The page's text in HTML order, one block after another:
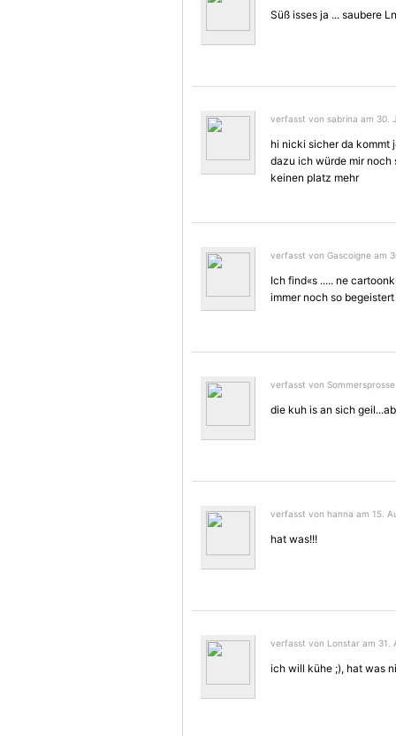
Süß isses ja ... saubere
verfasst von sabrina am 30.
hi nicki sicher da kommt
dazu ich würde mir noch
keinen platz mehr
verfasst von Gascoigne am
Ich find«s ..... ne
immer noch so
verfasst von
die kuh is an sich
verfasst von hanna am 15.
hat was!!!
verfasst von Lonstar am 31.
ich will kühe ;), hat was